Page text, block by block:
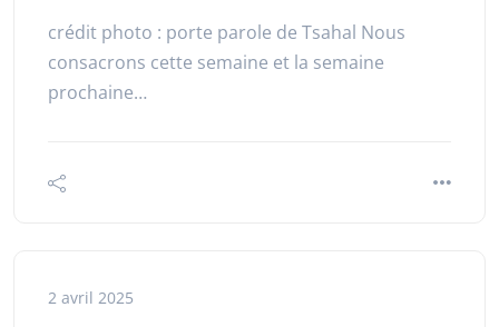
crédit photo : porte parole de Tsahal Nous
consacrons cette semaine et la semaine
prochaine…
2 avril 2025